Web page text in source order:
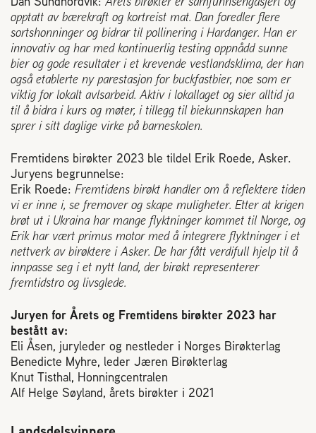
Norges Birøkterlags standpunkt
Min side (Rubic)
Dampsagveien 14
2004 Lillestrøm
TEL 63 94 20 80
post@norbi.no
opptatt av bærekraft og kortreist mat. Dan foredler flere
sortshonninger og bidrar til pollinering i Hardanger. Han er
innovativ og har med kontinuerlig testing oppnådd sunne
bier og gode resultater i et krevende vestlandsklima, der han
også etablerte ny parestasjon for buckfastbier, noe som er
viktig for lokalt avlsarbeid. Aktiv i lokallaget og sier alltid ja
til å bidra i kurs og møter, i tillegg til biekunnskapen han
sprer i sitt daglige virke på barneskolen.
Fremtidens birøkter 2023 ble tildel Erik Roede, Asker.
Juryens begrunnelse:
Erik Roede: Fremtidens birøkt handler om å reflektere tiden
vi er inne i, se fremover og skape muligheter. Etter at krigen
brøt ut i Ukraina har mange flyktninger kommet til Norge, og
Erik har vært primus motor med å integrere flyktninger i et
nettverk av birøktere i Asker. De har fått verdifull hjelp til å
innpasse seg i et nytt land, der birøkt representerer
fremtidstro og livsglede.
Juryen for Årets og Fremtidens birøkter 2023 har
bestått av:
Eli Åsen, juryleder og nestleder i Norges Birøkterlag
Benedicte Myhre, leder Jæren Birøkterlag
Knut Tisthal, Honningcentralen
Alf Helge Søyland, årets birøkter i 2021